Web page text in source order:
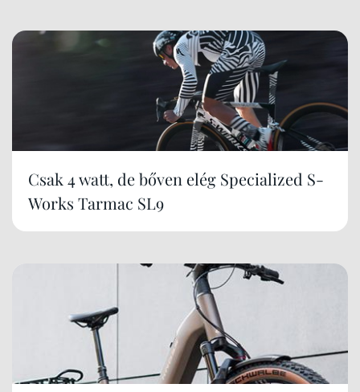
Csak 4 watt, de bőven elég Specialized S-
Works Tarmac SL9